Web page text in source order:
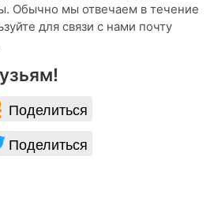
Обычно мы отвечаем в течение
для связи с нами почту
Поделиться
Поделиться